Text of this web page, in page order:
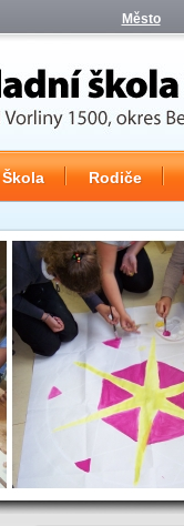
Město
Škola Rodiče